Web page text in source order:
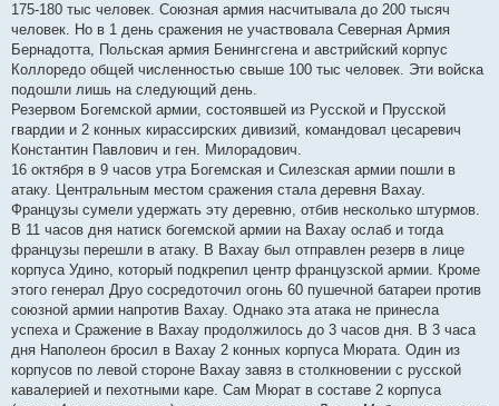
175-180 тыс человек. Союзная армия насчитывала до 200 тысяч
человек. Но в 1 день сражения не участвовала Северная Армия
Бернадотта, Польская армия Бенингсгена и австрийский корпус
Коллоредо общей численностью свыше 100 тыс человек. Эти войска
подошли лишь на следующий день.
Резервом Богемской армии, состоявшей из Русской и Прусской
гвардии и 2 конных кирассирских дивизий, командовал цесаревич
Константин Павлович и ген. Милорадович.
16 октября в 9 часов утра Богемская и Силезская армии пошли в
атаку. Центральным местом сражения стала деревня Вахау.
Французы сумели удержать эту деревню, отбив несколько штурмов.
В 11 часов дня натиск богемской армии на Вахау ослаб и тогда
французы перешли в атаку. В Вахау был отправлен резерв в лице
корпуса Удино, который подкрепил центр французской армии. Кроме
этого генерал Друо сосредоточил огонь 60 пушечной батареи против
союзной армии напротив Вахау. Однако эта атака не принесла
успеха и Сражение в Вахау продолжилось до 3 часов дня. В 3 часа
дня Наполеон бросил в Вахау 2 конных корпуса Мюрата. Один из
корпусов по левой стороне Вахау завяз в столкновении с русской
кавалерией и пехотными каре. Сам Мюрат в составе 2 корпуса